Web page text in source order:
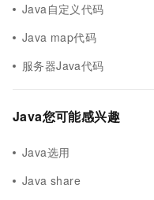
Java自定义代码
Java map代码
服务器Java代码
Java您可能感兴趣
Java选用
Java share